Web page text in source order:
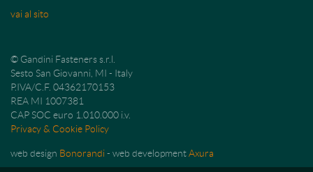
vai al sito
© Gandini Fasteners s.r.l.
Sesto San Giovanni, MI - Italy
P.IVA/C.F. 04362170153
REA MI 1007381
CAP SOC euro 1.010.000 i.v.
Privacy & Cookie Policy
web design Bonorandi- web developmentAxura